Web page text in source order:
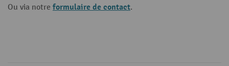
Ou via notre formulaire de contact.